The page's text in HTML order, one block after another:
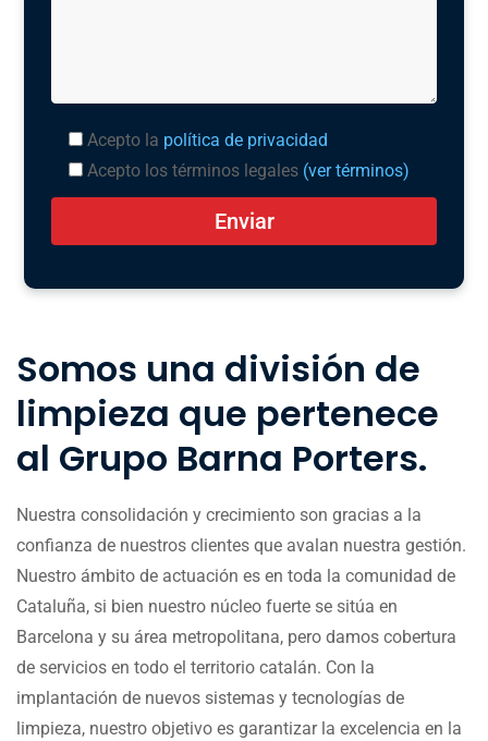
Acepto la política de privacidad
Acepto los términos legales (ver términos)
Somos una división de
limpieza que pertenece
al Grupo Barna Porters.
Nuestra consolidación y crecimiento son gracias a la
confianza de nuestros clientes que avalan nuestra gestión.
Nuestro ámbito de actuación es en toda la comunidad de
Cataluña, si bien nuestro núcleo fuerte se sitúa en
Barcelona y su área metropolitana, pero damos cobertura
de servicios en todo el territorio catalán. Con la
implantación de nuevos sistemas y tecnologías de
limpieza, nuestro objetivo es garantizar la excelencia en la